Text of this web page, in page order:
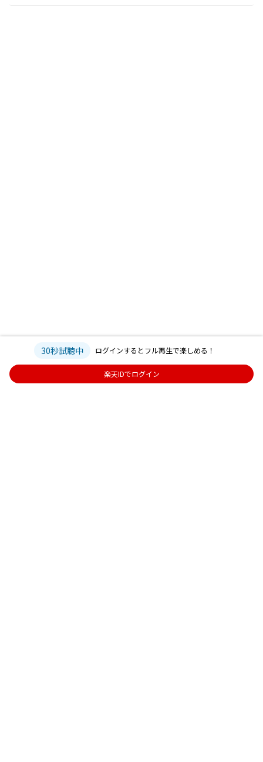
30秒試聴中 ログインするとフル再生で楽しめる！
楽天IDでログイン